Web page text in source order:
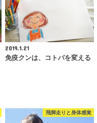
2019.1.21
免疫クンは、コトバを変える
飛脚走りと身体感覚